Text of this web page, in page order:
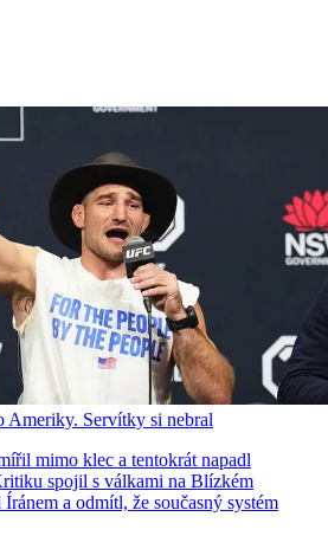
Ameriky. Servítky si nebral
mimo klec a tentokrát napadl
spojil s válkami na Blízkém
a odmítl, že současný systém